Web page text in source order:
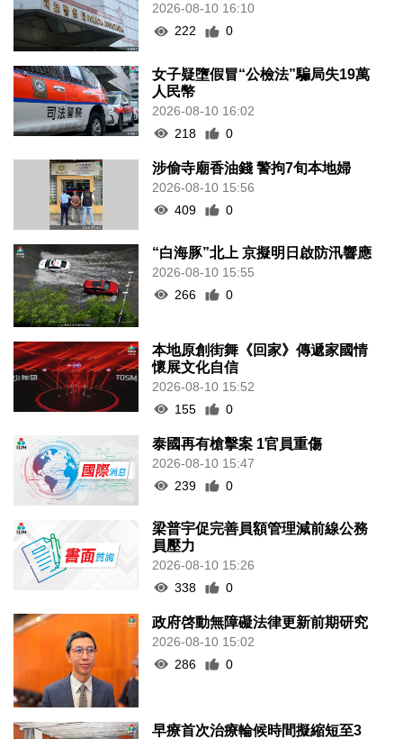
2026-08-10 16:10
222
0
女子疑墮假冒“公檢法”騙局失19萬
人民幣
2026-08-10 16:02
218
0
涉偷寺廟香油錢 警拘7旬本地婦
2026-08-10 15:56
409
0
“白海豚”北上 京擬明日啟防汛響應
2026-08-10 15:55
266
0
本地原創街舞《回家》傳遞家國情
懷展文化自信
2026-08-10 15:52
155
0
泰國再有槍擊案 1官員重傷
2026-08-10 15:47
239
0
梁普宇促完善員額管理減前線公務
員壓力
2026-08-10 15:26
338
0
政府啓動無障礙法律更新前期研究
2026-08-10 15:02
286
0
早療首次治療輪候時間擬縮短至3